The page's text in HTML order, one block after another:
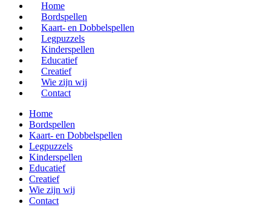
Home
Bordspellen
Kaart- en Dobbelspellen
Legpuzzels
Kinderspellen
Educatief
Creatief
Wie zijn wij
Contact
Home
Bordspellen
Kaart- en Dobbelspellen
Legpuzzels
Kinderspellen
Educatief
Creatief
Wie zijn wij
Contact